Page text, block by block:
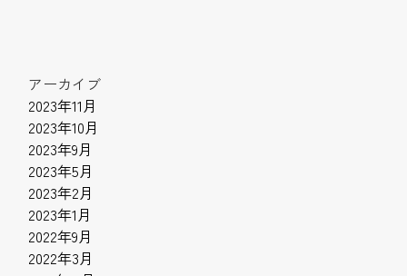
アーカイブ
2023年11月
2023年10月
2023年9月
2023年5月
2023年2月
2023年1月
2022年9月
2022年3月